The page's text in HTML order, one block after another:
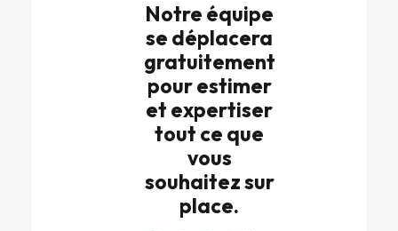
Notre équipe
se déplacera
gratuitement
pour estimer
et expertiser
tout ce que
vous
souhaitez sur
place.